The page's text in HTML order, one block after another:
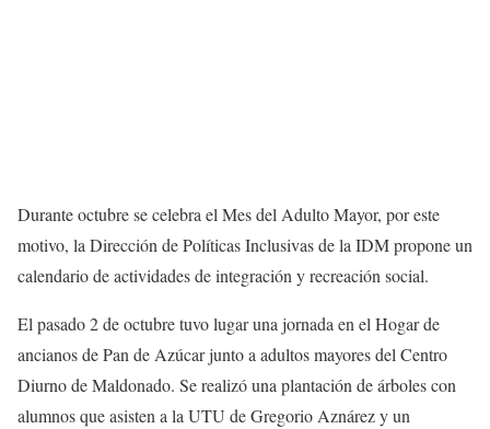
Durante octubre se celebra el Mes del Adulto Mayor, por este
motivo, la Dirección de Políticas Inclusivas de la IDM propone un
calendario de actividades de integración y recreación social.
El pasado 2 de octubre tuvo lugar una jornada en el Hogar de
ancianos de Pan de Azúcar junto a adultos mayores del Centro
Diurno de Maldonado. Se realizó una plantación de árboles con
alumnos que asisten a la UTU de Gregorio Aznárez y un